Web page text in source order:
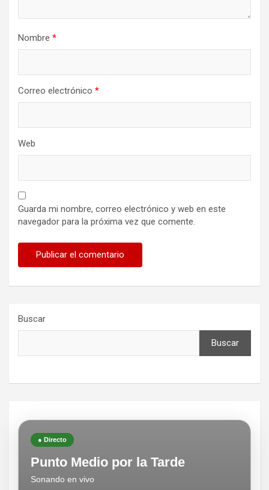
Nombre *
Correo electrónico *
Web
Guarda mi nombre, correo electrónico y web en este
navegador para la próxima vez que comente.
Buscar
Buscar
● Directo
Punto Medio por la Tarde
Sonando en vivo